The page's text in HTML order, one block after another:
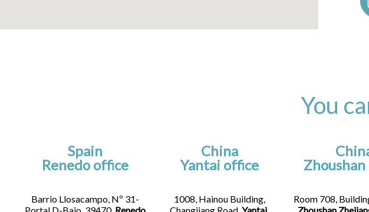
You
Spain
Renedo office
Barrio Llosacampo, Nº 31-
China
Yantai office
1008, Hainou Building,
Room 708,